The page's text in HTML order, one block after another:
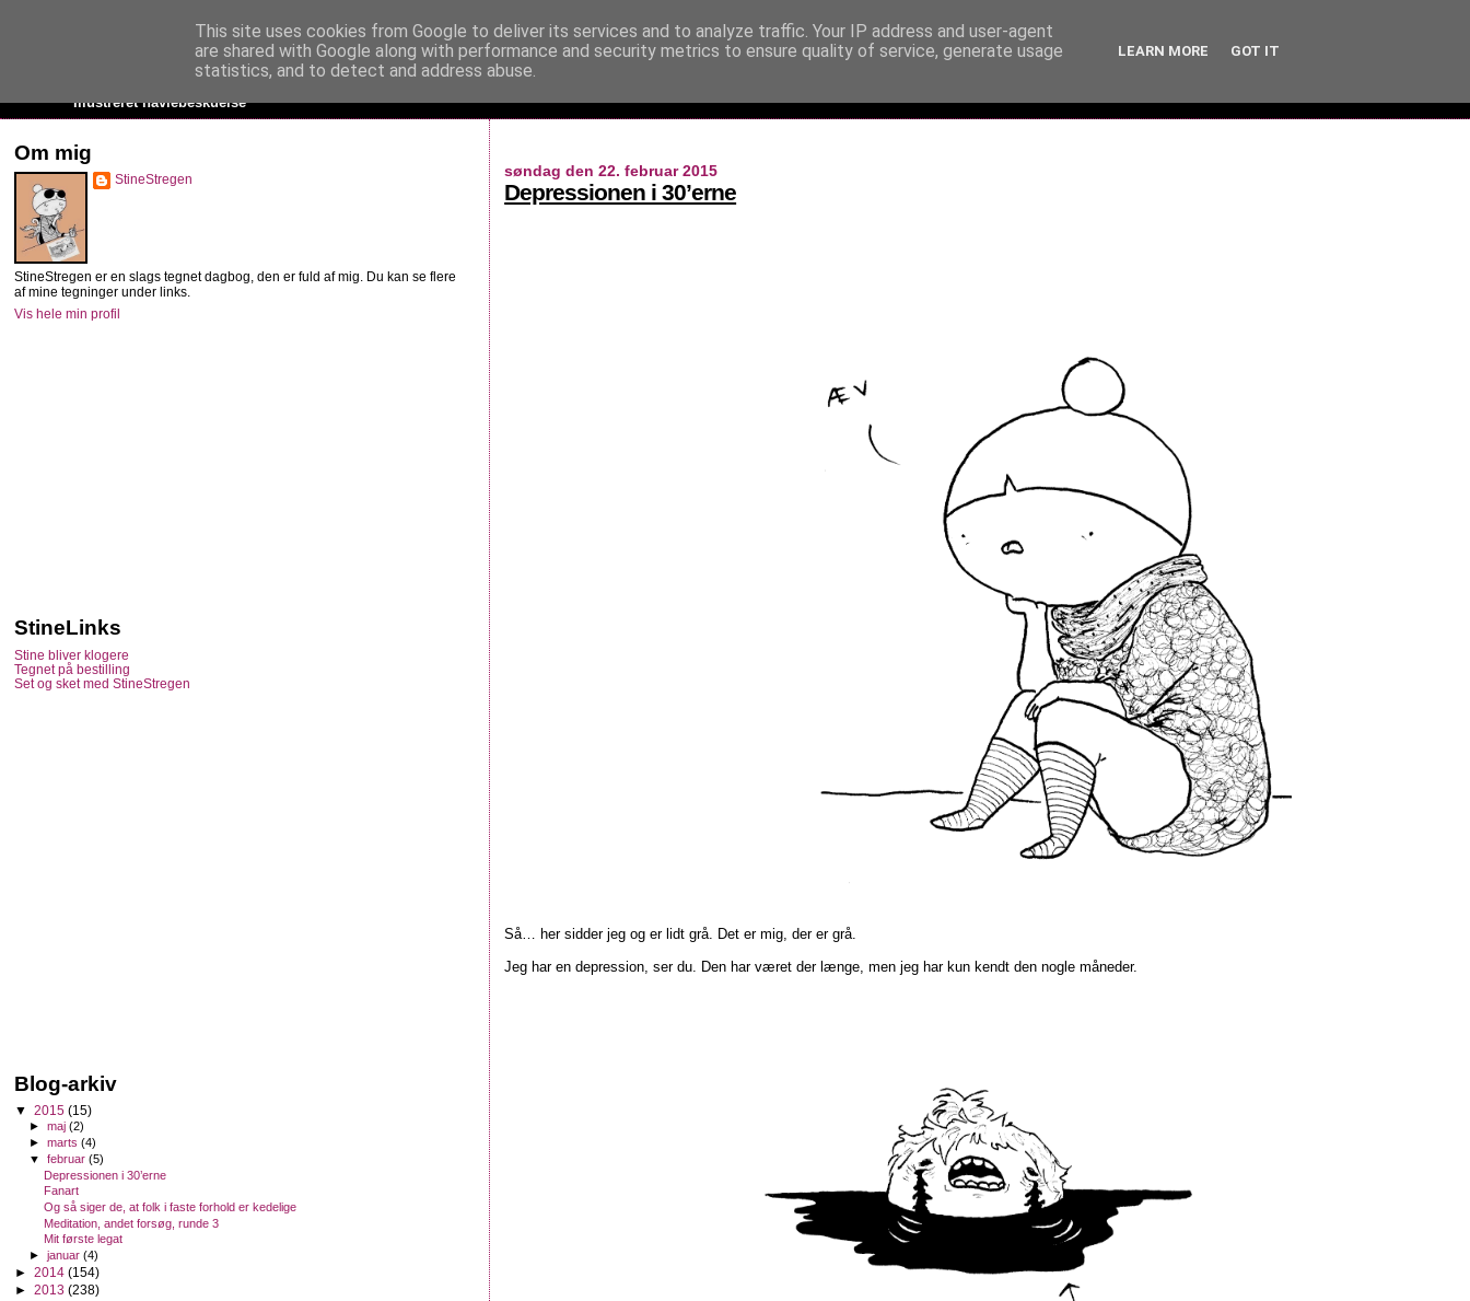
StineStregen
Illustreret navlebeskuelse
søndag den 22. februar 2015
Depressionen i 30’erne
Så… her sidder jeg og er lidt grå. Det er mig, der er grå.
Jeg har en depression, ser du. Den har været der længe, men jeg har kun kendt den nogle måneder.
Om mig
StineStregen
StineStregen er en slags tegnet dagbog, den er fuld af mig. Du kan se flere
af mine tegninger under links.
Vis hele min profil
StineLinks
Stine bliver klogere
Tegnet på bestilling
Set og sket med StineStregen
Blog-arkiv
▼ 2015 (15)
►maj(2)
►marts(4)
▼februar(5)
Depressionen i 30’erne
Fanart
Og så siger de, at folk i faste forhold er kedelige
Meditation, andet forsøg, runde 3
Mit første legat
►januar(4)
► 2014 (154)
► 2013 (238)
This site uses cookies from Google to deliver its services and to analyze traffic. Your IP address and user-agent
are shared with Google along with performance and security metrics to ensure quality of service, generate usage
statistics, and to detect and address abuse.
LEARN MORE GOT IT